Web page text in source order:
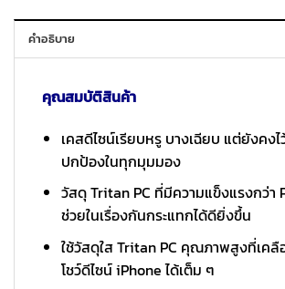
คำอธิบาย
คุณสมบัติสินค้า
เคสดีไซน์เรียบหรู บางเฉียบ แต่ยังคงไ
ปกป้องในทุกมุมมอง
วัสดุ Tritan PC ที่มีความแข็งแรงกว่า
ช่วยในเรื่องกันกระแทกได้ดียิ่งขึ้น
ใช้วัสดุใส Tritan PC คุณภาพสูงที่เค
โชว์ดีไซน์ iPhone ได้เต็ม ๆ